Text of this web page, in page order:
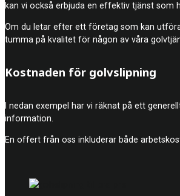
kan vi också erbjuda en effektiv tjänst som
Om du letar efter ett företag som kan
tumma på kvalitet för någon av våra
Kostnaden för golvslipning
I nedan exempel har vi räknat på ett
information.
En offert från oss inkluderar både